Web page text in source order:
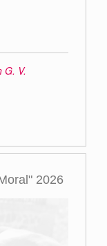
G. V.
2026